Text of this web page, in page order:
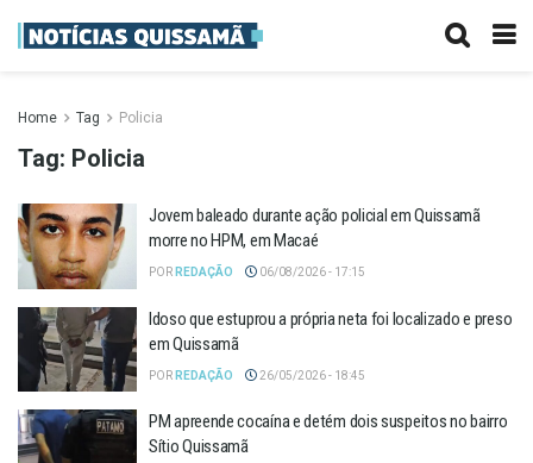
Home Tag Policia
Tag: Policia
Jovem baleado durante ação policial em Quissamã
morre no HPM, em Macaé
POR REDAÇÃO 06/08/2026 - 17:15
Idoso que estuprou a própria neta foi localizado e preso
em Quissamã
POR REDAÇÃO 26/05/2026 - 18:45
PM apreende cocaína e detém dois suspeitos no bairro
Sítio Quissamã